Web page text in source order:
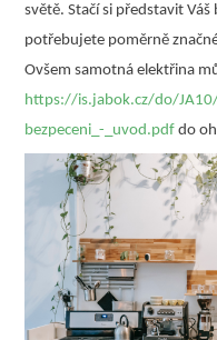
světě. Stačí si představit
potřebujete poměrně
Ovšem samotná elektřina
https://is.jabok.cz/do/
bezpeceni_-_uvod.pdf do